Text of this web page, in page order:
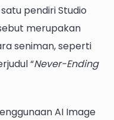
pendiri Studio
merupakan
seniman, seperti
“Never-Ending
AI Image